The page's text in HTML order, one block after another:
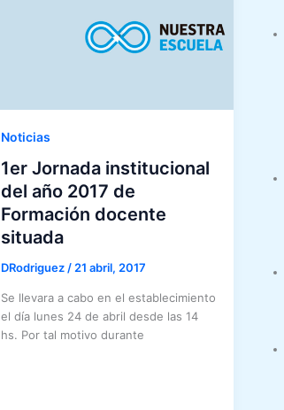
Noticias
1er Jornada institucional
del año 2017 de
Formación docente
situada
DRodriguez / 21 abril, 2017
Se llevara a cabo en el establecimiento
el día lunes 24 de abril desde las 14
hs. Por tal motivo durante